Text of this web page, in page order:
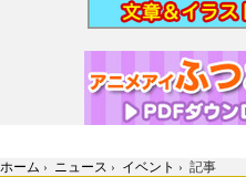
ホーム › ニュース › イベント › 記事